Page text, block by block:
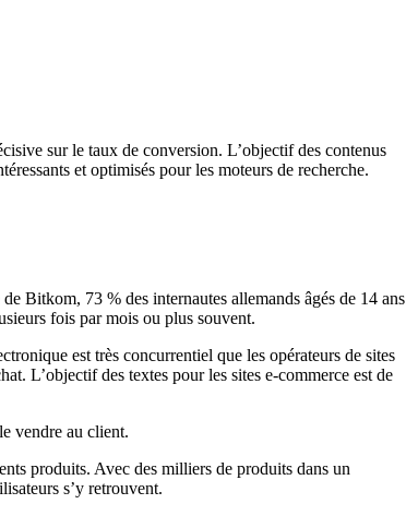
sur le taux de conversion. L’objectif des contenus
et optimisés pour les moteurs de recherche.
Bitkom, 73 % des internautes allemands âgés de 14 ans
fois par mois ou plus souvent.
est très concurrentiel que les opérateurs de sites
L’objectif des textes pour les sites e-commerce est de
vendre au client.
produits. Avec des milliers de produits dans un
s’y retrouvent.